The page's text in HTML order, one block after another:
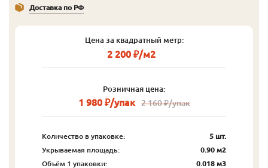
Доставка по РФ
Цена за квадратный метр:
2 200 ₽/м2
Розничная цена:
1 980 ₽/упак 2 160 ₽/упак
Количество в упаковке:
5 шт.
Укрываемая площадь:
0.90 м2
Объём 1 упаковки:
0.018 м3